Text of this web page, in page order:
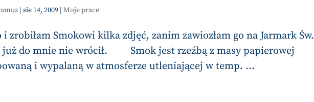
|sie 14, 2009 |Moje prace
i zrobiłam Smokowi kilka zdjęć, zanim zawiozłam go na Jarmark Św.
już do mnie nie wrócił. Smok jest rzeźbą z masy papierowej
i wypalaną w atmosferze utleniającej w temp. ...